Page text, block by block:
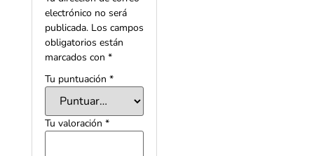
electrónico no será
publicada. Los campos
obligatorios están
marcados con *
Tu puntuación *
Tu valoración *